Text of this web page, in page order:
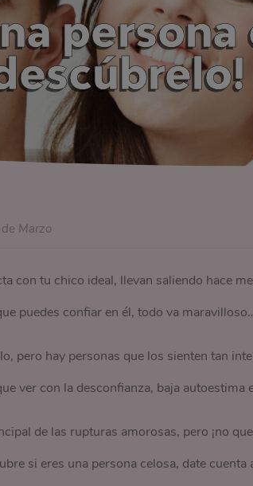
Marzo
con tu chico ideal, llevan saliendo hace
puedes confiar en él, todo va
pero hay personas que los sienten tan
ver con la desconfianza, baja autoestima
de las rupturas amorosas, pero ¡no
si eres una persona celosa, date